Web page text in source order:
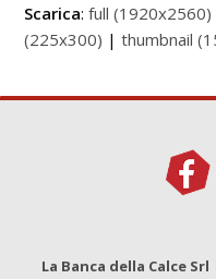
Scarica:full (1920x2560)
(225x300) |thumbnail
La Banca della Calce Srl